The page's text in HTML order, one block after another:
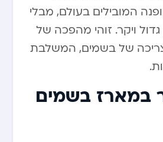
המובילים בעולם, מבלי
ויקר. זוהי מהפכה של
של בשמים, המשלבת
במארז בשמים